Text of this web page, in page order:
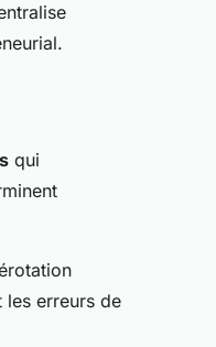
qui
les erreurs de